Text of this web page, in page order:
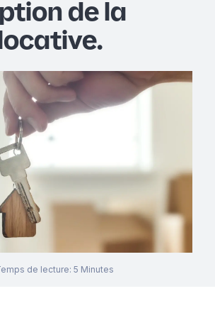
de la
de lecture: 5 Minutes